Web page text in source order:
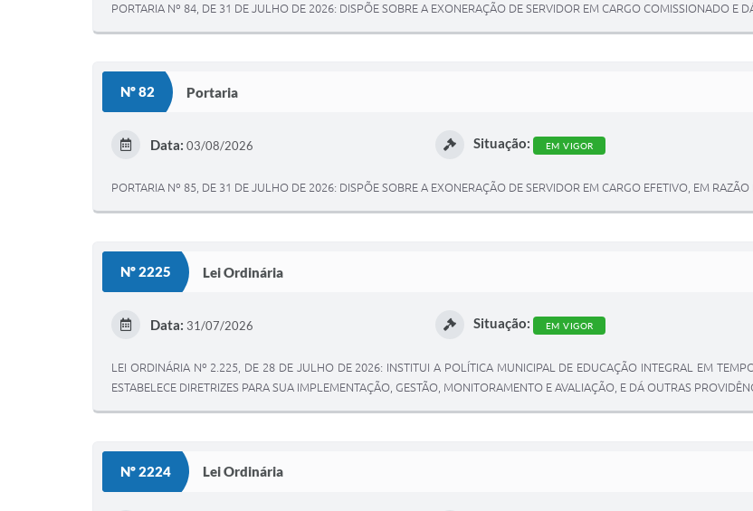
PORTARIA Nº 84, DE 31 DE JULHO DE 2026: DISPÕE SOBRE A EXONERAÇÃO DE SERVIDOR EM CARGO COMISSIONADO E
Nº 82 Portaria
Data: 03/08/2026 Situação: EM VIGOR
PORTARIA Nº 85, DE 31 DE JULHO DE 2026: DISPÕE SOBRE A EXONERAÇÃO DE SERVIDOR EM CARGO EFETIVO, EM
Nº 2225 Lei Ordinária
Data: 31/07/2026 Situação: EM VIGOR
LEI ORDINÁRIA Nº 2.225, DE 28 DE JULHO DE 2026: INSTITUI A POLÍTICA MUNICIPAL DE EDUCAÇÃO INTEGRAL EM
ESTABELECE DIRETRIZES PARA SUA IMPLEMENTAÇÃO, GESTÃO, MONITORAMENTO E AVALIAÇÃO, E DÁ OUTRAS
Nº 2224 Lei Ordinária